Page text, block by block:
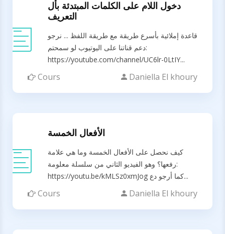
دخول اللام على الكلمات المبتدئة بأل
التعريف
قاعدة إملائية بأسرع طريقة مع طريقة اللفظ ... نرجو
دعم قناتنا على اليوتيوب لو سمحتم:
https://youtube.com/channel/UC6lr-0LtIY...
Cours Daniella El khoury
الأفعال الخمسة
كيف نحصل على الأفعال الخمسة وما هي علامة
رفعها؟ وهو الفيديو الثاني من سلسلة معلومة:
https://youtu.be/kMLSz0xmJog كما أرجو دع...
Cours Daniella El khoury